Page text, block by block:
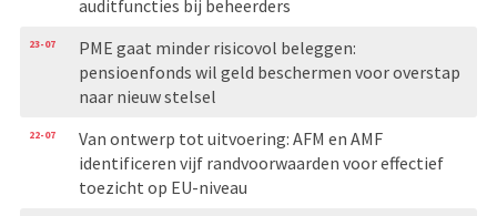
auditfuncties bij beheerders
23-07
PME gaat minder risicovol beleggen:
pensioenfonds wil geld beschermen voor overstap
naar nieuw stelsel
22-07
Van ontwerp tot uitvoering: AFM en AMF
identificeren vijf randvoorwaarden voor effectief
toezicht op EU-niveau